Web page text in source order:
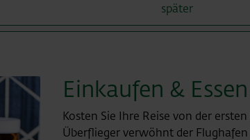
später
Einkaufen &
Kosten Sie Ihre Reise von der
Überflieger verwöhnt der